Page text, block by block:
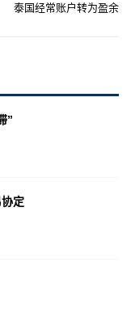
泰国经常账户转为盈余
”
定